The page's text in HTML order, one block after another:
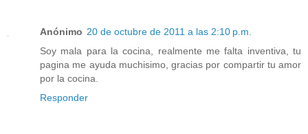
Anónimo 20 de octubre de 2011 a las 2:10 p.m.
Soy mala para la cocina, realmente me falta inventiva, tu
pagina me ayuda muchisimo, gracias por compartir tu amor
por la cocina.
Responder